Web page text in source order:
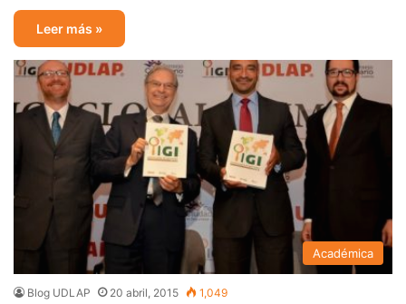
Leer más »
Académica
Blog UDLAP 20 abril, 2015 1,049